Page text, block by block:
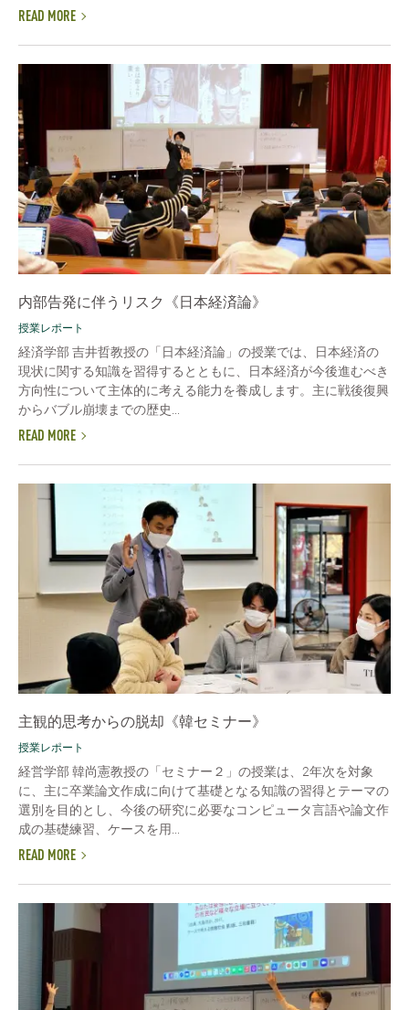
READ MORE
内部告発に伴うリスク《日本経済論》
授業レポート
経済学部 吉井哲教授の「日本経済論」の授業では、日本経済の
現状に関する知識を習得するとともに、日本経済が今後進むべき
方向性について主体的に考える能力を養成します。主に戦後復興
からバブル崩壊までの歴史...
READ MORE
主観的思考からの脱却《韓セミナー》
授業レポート
経営学部 韓尚憲教授の「セミナー２」の授業は、2年次を対象
に、主に卒業論文作成に向けて基礎となる知識の習得とテーマの
選別を目的とし、今後の研究に必要なコンピュータ言語や論文作
成の基礎練習、ケースを用...
READ MORE